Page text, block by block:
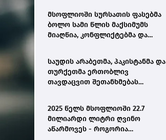
მსოფლიოში სურსათის ფასებმა
ბოლო სამი წლის მაქსიმუმს
მიაღწია, კონფლიქტებმა და
„გარდიანი“
საუდის არაბეთმა, პაკისტანმა და
თურქეთმა ერთობლივ
თავდაცვით შეთანხმებას
2025 წელს მსოფლიოში 22.7
მილიარდი ლიტრი ღვინო
აწარმოვეს - როგორია